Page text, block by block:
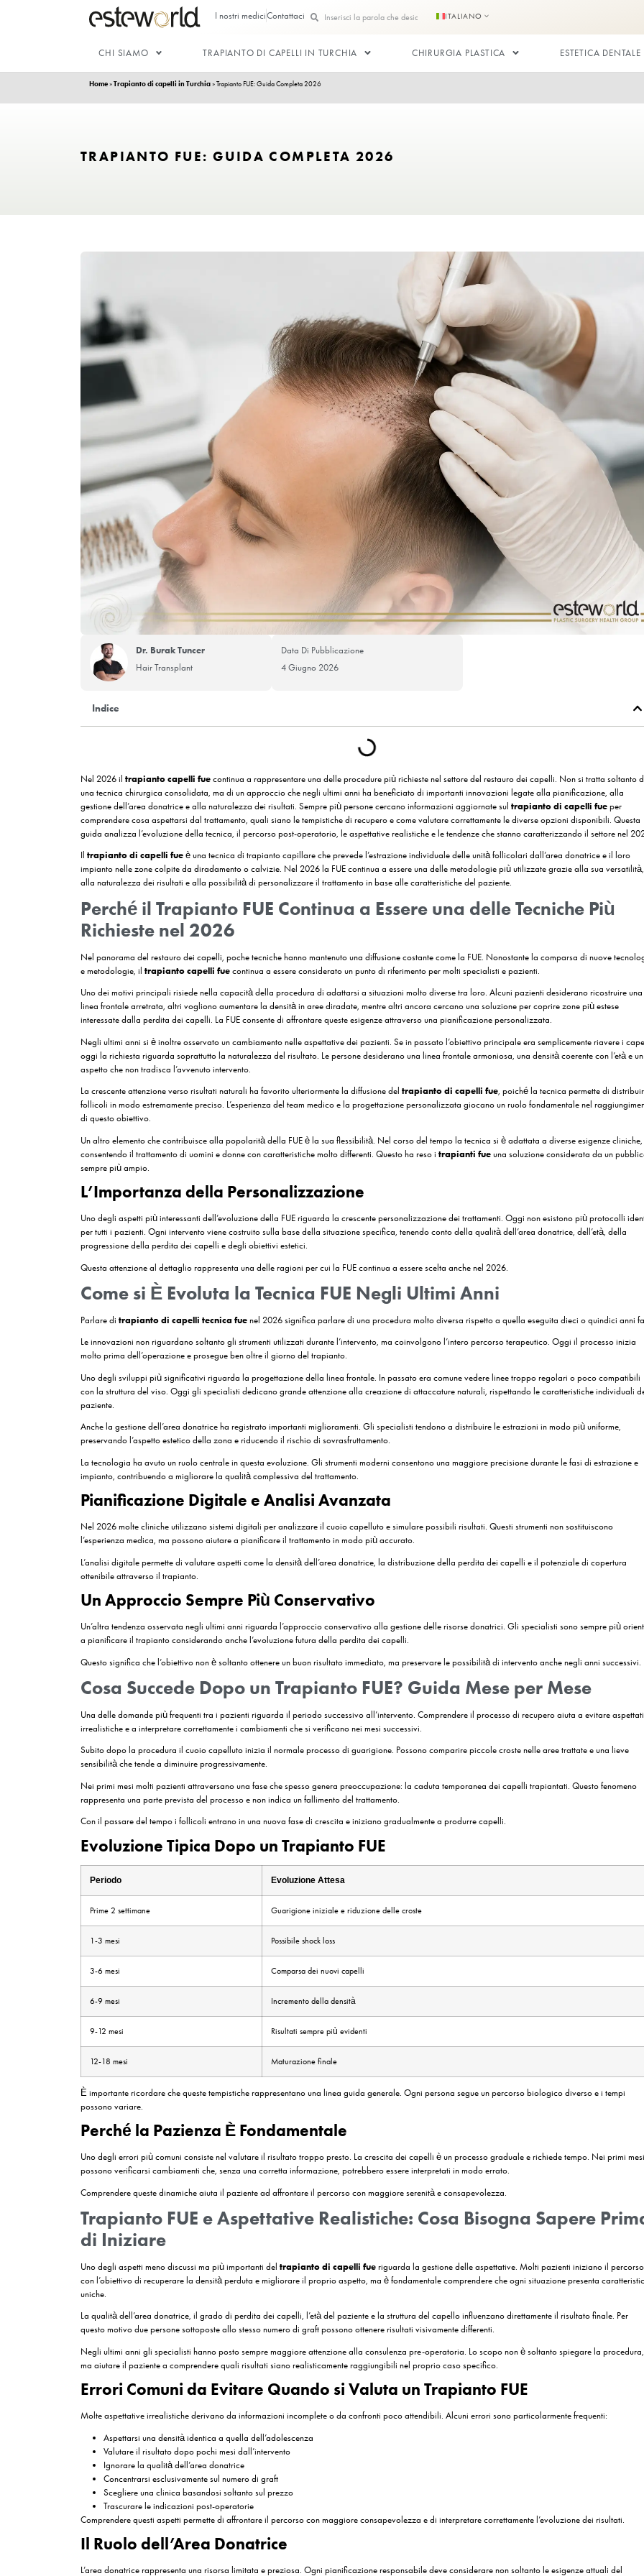
I nostri mediciContattaci
Home»Trapianto di capelli in Turchia»Trapianto FUE: Guida Completa 2026
Dr. Burak Tuncer
Hair Transplant
Data Di Pubblicazione
4 Giugno 2026
Indice
Nel 2026 iltrapianto capelli fue continua a rappresentare una delle procedure più richieste nel settore del
una tecnica chirurgica consolidata, ma di un approccio che negli ultimi anni ha beneficiato di importanti innovazioni
gestione dell’area donatrice e alla naturalezza dei risultati. Sempre più persone cercano informazioni aggiornate sul
comprendere cosa aspettarsi dal trattamento, quali siano le tempistiche di recupero e come valutare correttamente le
guida analizza l’evoluzione della tecnica, il percorso post-operatorio, le aspettative realistiche e le tendenze che
Iltrapianto di capelli fueè una tecnica di trapianto capillare che prevede l’estrazione individuale delle unità
impianto nelle zone colpite da diradamento o calvizie. Nel 2026 la FUE continua a essere una delle metodologie più
alla naturalezza dei risultati e alla possibilità di personalizzare il trattamento in base alle caratteristiche del paziente.
Perché il Trapianto FUE Continua a Essere una delle
Richieste nel 2026
Nel panorama del restauro dei capelli, poche tecniche hanno mantenuto una diffusione costante come la FUE.
e metodologie, il
trapianto capelli fue continua a essere considerato un punto di riferimento per molti specialisti e
Uno dei motivi principali risiede nella capacità della procedura di adattarsi a situazioni molto diverse tra loro. Alcuni
interessate dalla perdita dei capelli. La FUE consente di affrontare queste esigenze attraverso una pianificazione
Negli ultimi anni si è inoltre osservato un cambiamento nelle aspettative dei pazienti. Se in passato l’obiettivo
oggi la richiesta riguarda soprattutto la naturalezza del risultato. Le persone desiderano una linea frontale armoniosa,
aspetto che non tradisca l’avvenuto intervento.
La crescente attenzione verso risultati naturali ha favorito ulteriormente la diffusione del
follicoli in modo estremamente preciso. L’esperienza del team medico e la progettazione personalizzata giocano un
di questo obiettivo.
Un altro elemento che contribuisce alla popolarità della FUE è la sua flessibilità. Nel corso del tempo la tecnica si è
consentendo il trattamento di uomini e donne con caratteristiche molto differenti. Questo ha reso i
sempre più ampio.
L’Importanza della Personalizzazione
Uno degli aspetti più interessanti dell’evoluzione della FUE riguarda la crescente personalizzazione dei trattamenti.
per tutti i pazienti. Ogni intervento viene costruito sulla base della situazione specifica, tenendo conto della qualità
progressione della perdita dei capelli e degli obiettivi estetici.
Questa attenzione al dettaglio rappresenta una delle ragioni per cui la FUE continua a essere scelta anche nel 2026.
Come si È Evoluta la Tecnica FUE Negli Ultimi Anni
Parlare di nel 2026 significa parlare di una procedura molto diversa rispetto a
Le innovazioni non riguardano soltanto gli strumenti utilizzati durante l’intervento, ma coinvolgono l’intero percorso
molto prima dell’operazione e prosegue ben oltre il giorno del trapianto.
Uno degli sviluppi più significativi riguarda la progettazione della linea frontale. In passato era comune vedere linee
paziente.
Anche la gestione dell’area donatrice ha registrato importanti miglioramenti. Gli specialisti tendono a distribuire le
preservando l’aspetto estetico della zona e riducendo il rischio di sovrasfruttamento.
La tecnologia ha avuto un ruolo centrale in questa evoluzione. Gli strumenti moderni consentono una maggiore
impianto, contribuendo a migliorare la qualità complessiva del trattamento.
Pianificazione Digitale e Analisi Avanzata
Nel 2026 molte cliniche utilizzano sistemi digitali per analizzare il cuoio capelluto e simulare possibili risultati. Questi
l’esperienza medica, ma possono aiutare a pianificare il trattamento in modo più accurato.
L’analisi digitale permette di valutare aspetti come la densità dell’area donatrice, la distribuzione della perdita dei
ottenibile attraverso il trapianto.
Un Approccio Sempre Più Conservativo
Un’altra tendenza osservata negli ultimi anni riguarda l’approccio conservativo alla gestione delle risorse donatrici.
a pianificare il trapianto considerando anche l’evoluzione futura della perdita dei capelli.
Questo significa che l’obiettivo non è soltanto ottenere un buon risultato immediato, ma preservare le possibilità di
Cosa Succede Dopo un Trapianto FUE? Guida Mese
irrealistiche e a interpretare correttamente i cambiamenti che si verificano nei mesi successivi.
Subito dopo la procedura il cuoio capelluto inizia il normale processo di guarigione. Possono comparire piccole
Nei primi mesi molti pazienti attraversano una fase che spesso genera preoccupazione: la caduta temporanea dei
rappresenta una parte prevista del processo e non indica un fallimento del trattamento.
Con il passare del tempo i follicoli entrano in una nuova fase di crescita e iniziano gradualmente a produrre capelli.
Evoluzione Tipica Dopo un Trapianto FUE
Periodo Evoluzione Attesa
Prime 2 settimane Guarigione iniziale e riduzione delle croste
3-6 mesi
6-9 mesi
9-12 mesi